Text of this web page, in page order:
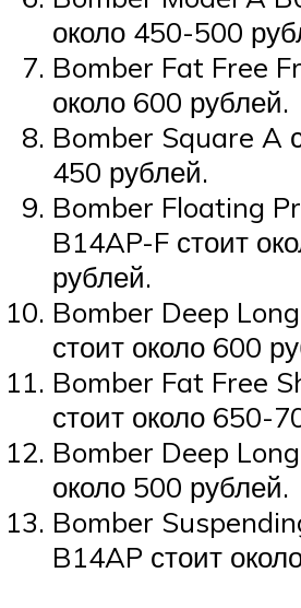
около 450-500
Bomber Fat Free
около 600 рублей.
Bomber Square A
450 рублей.
Bomber Floating
B14AP-F стоит
рублей.
Bomber Deep
стоит около 600
Bomber Fat Free
стоит около 650-
Bomber Deep
около 500 рублей.
Bomber
B14AP стоит